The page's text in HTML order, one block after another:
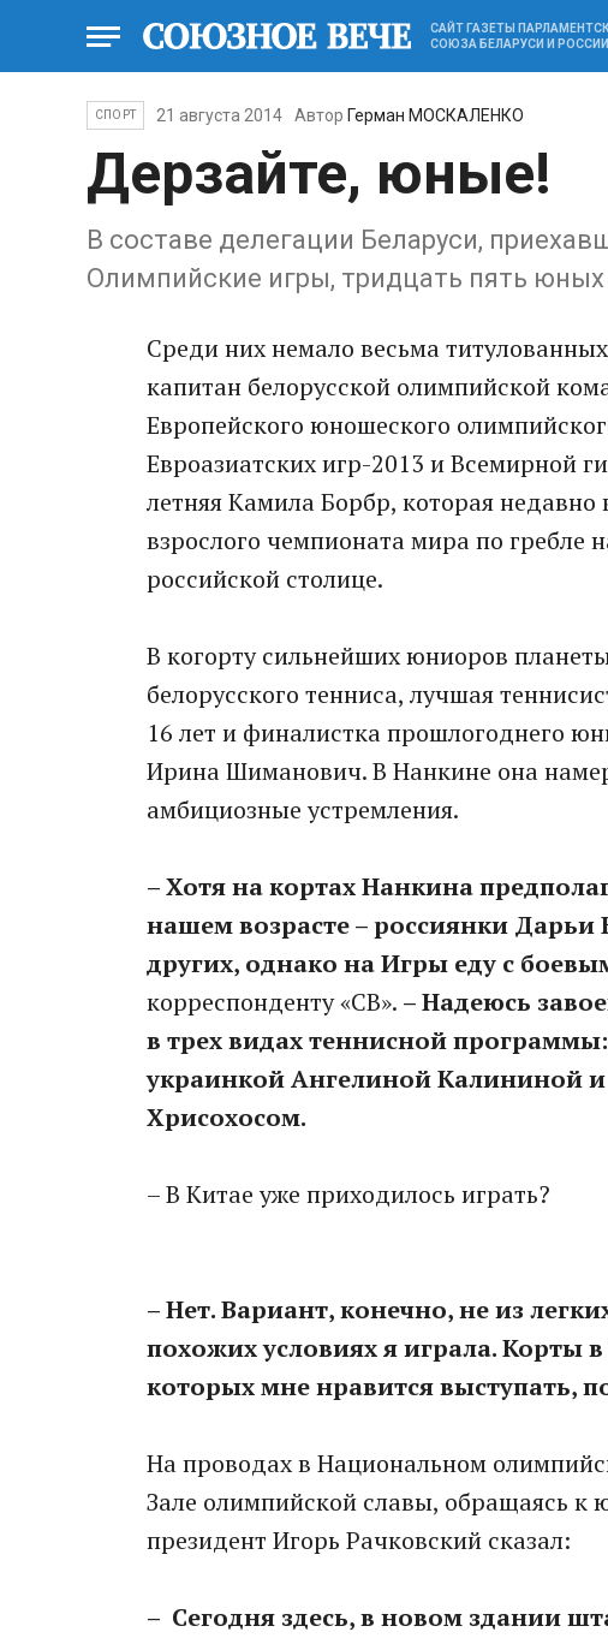
САЙТ ГАЗЕТЫ
СОЮЗА БЕЛАРУСИ И РОССИИ
СПОРТ 21 августа 2014 Автор Герман МОСКАЛЕНКО
Дерзайте, юные!
В составе делегации Беларуси,
Олимпийские игры, тридцать пять
Среди них немало весьма
капитан белорусской олимпийской
Европейского юношеского
Евроазиатских игр-2013 и Всемирной
летняя Камила Борбр, которая недавно
взрослого чемпионата мира по гребле
российской столице.
В когорту сильнейших юниоров
белорусского тенниса, лучшая
16 лет и финалистка прошлогоднего
Ирина Шиманович. В Нанкине она
амбициозные устремления.
– Хотя на кортах Нанкина
нашем возрасте – россиянки
других, однако на Игры еду с
корреспонденту «СВ». – Надеюсь
в трех видах теннисной
украинкой Ангелиной Калининой
Хрисохосом.
– В Китае уже приходилось играть?
– Нет. Вариант, конечно, не из
похожих условиях я играла. Корты
которых мне нравится выступать,
На проводах в Национальном
Зале олимпийской славы, обращаясь
президент Игорь Рачковский сказал:
– Сегодня здесь, в новом здании